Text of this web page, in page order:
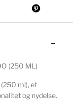
(250 ML)
ml), et
og nydelse.